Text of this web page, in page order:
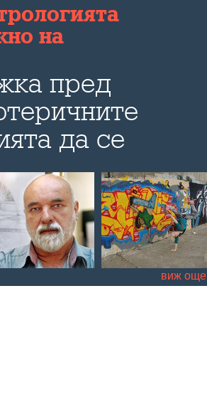
на
пред
да се
нещо и за
живота
виж още